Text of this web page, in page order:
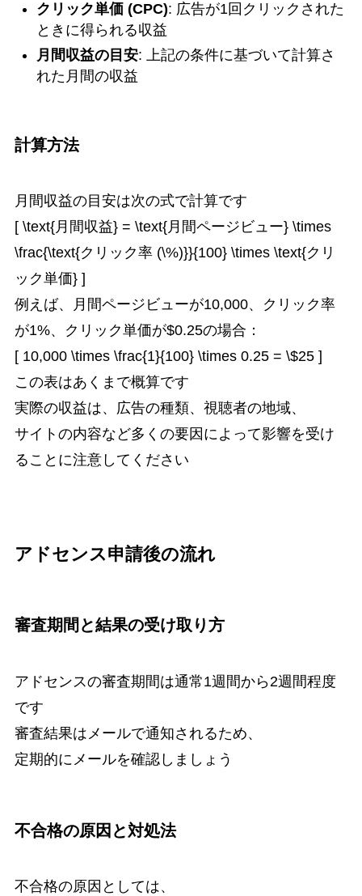
クリック単価 (CPC): 広告が1回クリックされた
ときに得られる収益
月間収益の目安: 上記の条件に基づいて計算さ
れた月間の収益
計算方法
月間収益の目安は次の式で計算です
[ \text{月間収益} = \text{月間ページビュー} \times
\frac{\text{クリック率 (\%)}}{100} \times \text{クリ
ック単価} ]
例えば、月間ページビューが10,000、クリック率
が1%、クリック単価が$0.25の場合：
[ 10,000 \times \frac{1}{100} \times 0.25 = \$25 ]
この表はあくまで概算です
実際の収益は、広告の種類、視聴者の地域、
サイトの内容など多くの要因によって影響を受け
ることに注意してください
アドセンス申請後の流れ
審査期間と結果の受け取り方
アドセンスの審査期間は通常1週間から2週間程度
です
審査結果はメールで通知されるため、
定期的にメールを確認しましょう
不合格の原因と対処法
不合格の原因としては、